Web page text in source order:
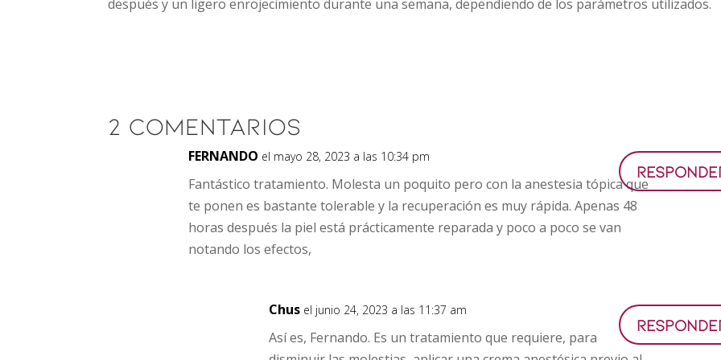
después y un ligero enrojecimiento durante una semana, dependiendo de los parámetros utilizados.
2 Comentarios
FERNANDO el mayo 28, 2023 a las 10:34 pm
Fantástico tratamiento. Molesta un poquito pero con la anestesia tópica que
te ponen es bastante tolerable y la recuperación es muy rápida. Apenas 48
horas después la piel está prácticamente reparada y poco a poco se van
notando los efectos,
Chus el junio 24, 2023 a las 11:37 am
Así es, Fernando. Es un tratamiento que requiere, para